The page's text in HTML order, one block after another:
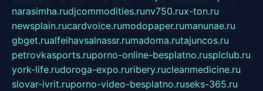
narasimha.rudjcommodities.runv750.rux-ton.ru
newsplain.rucardvoice.rumodopaper.rumanunae.ru
gbget.rualfeihavsalnassr.rumadoma.rutajuncos.ru
petrovkasports.ruporno-online-besplatno.rusplclub.ru
york-life.rudoroga-expo.ruribery.rucleanmedicine.ru
slovar-ivrit.ruporno-video-besplatno.ruseks-365.ru